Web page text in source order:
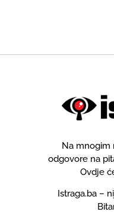
Na mnogim
odgovore na
Ovdje
Istraga.ba –